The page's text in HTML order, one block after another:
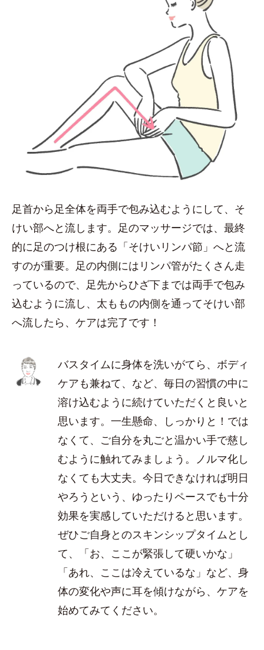
足首から足全体を両手で包み込むようにして、そ
けい部へと流します。足のマッサージでは、最終
的に足のつけ根にある「そけいリンパ節」へと流
すのが重要。足の内側にはリンパ管がたくさん走
っているので、足先からひざ下までは両手で包み
込むように流し、太ももの内側を通ってそけい部
へ流したら、ケアは完了です！
バスタイムに身体を洗いがてら、ボディ
ケアも兼ねて、など、毎日の習慣の中に
溶け込むように続けていただくと良いと
思います。一生懸命、しっかりと！では
なくて、ご自分を丸ごと温かい手で慈し
むように触れてみましょう。ノルマ化し
なくても大丈夫。今日できなければ明日
やろうという、ゆったりペースでも十分
効果を実感していただけると思います。
ぜひご自身とのスキンシップタイムとし
て、「お、ここが緊張して硬いかな」
「あれ、ここは冷えているな」など、身
体の変化や声に耳を傾けながら、ケアを
始めてみてください。